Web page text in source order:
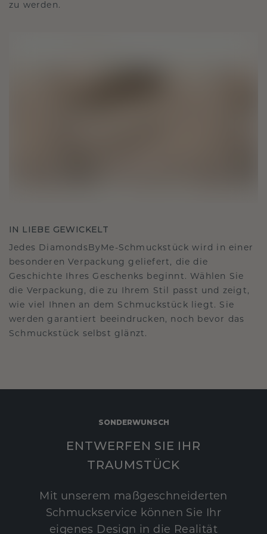
zu werden.
IN LIEBE GEWICKELT
Jedes DiamondsByMe-Schmuckstück wird in einer
besonderen Verpackung geliefert, die die
Geschichte Ihres Geschenks beginnt. Wählen Sie
die Verpackung, die zu Ihrem Stil passt und zeigt,
wie viel Ihnen an dem Schmuckstück liegt. Sie
werden garantiert beeindrucken, noch bevor das
Schmuckstück selbst glänzt.
SONDERWUNSCH
ENTWERFEN SIE IHR
TRAUMSTÜCK
Mit unserem maßgeschneiderten
Schmuckservice können Sie Ihr
eigenes Design in die Realität